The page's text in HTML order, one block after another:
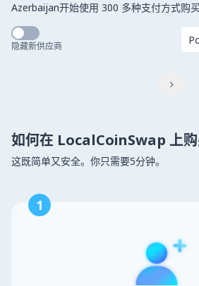
Azerbaijan开始使用 300 多种支付方式购
隐藏新供应商

如何在 LocalCoinSwap 上
这既简单又安全。你只需要5分钟。
1